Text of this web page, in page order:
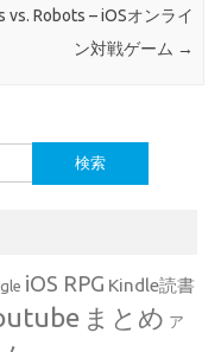
vs. Robots – iOSオンライ
ン対戦ゲーム →
iOS RPG Kindle読書
まとめ ア